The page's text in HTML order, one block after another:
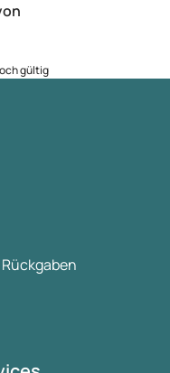
gültig